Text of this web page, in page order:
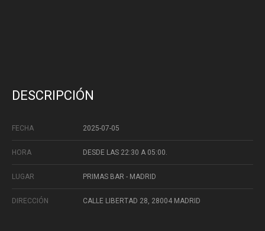
DESCRIPCIÓN
FECHA 2025-07-05
HORA DESDE LAS 22:30 A 05:00.
LUGAR PRIMAS BAR - MADRID
DIRECCIÓN CALLE LIBERTAD 28, 28004 MADRID